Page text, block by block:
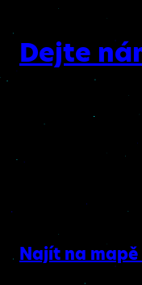
Dejte
Ackee, s. r. o.
Najít na mapě